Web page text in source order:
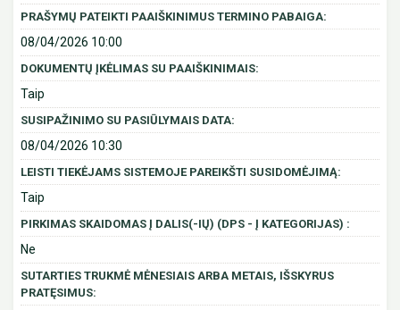
PRAŠYMŲ PATEIKTI PAAIŠKINIMUS TERMINO PABAIGA:
08/04/2026 10:00
DOKUMENTŲ ĮKĖLIMAS SU PAAIŠKINIMAIS:
Taip
SUSIPAŽINIMO SU PASIŪLYMAIS DATA:
08/04/2026 10:30
LEISTI TIEKĖJAMS SISTEMOJE PAREIKŠTI SUSIDOMĖJIMĄ:
Taip
PIRKIMAS SKAIDOMAS Į DALIS(-IŲ) (DPS - Į KATEGORIJAS) :
Ne
SUTARTIES TRUKMĖ MĖNESIAIS ARBA METAIS, IŠSKYRUS
PRATĘSIMUS: